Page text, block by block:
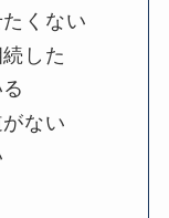
くない
した
ない